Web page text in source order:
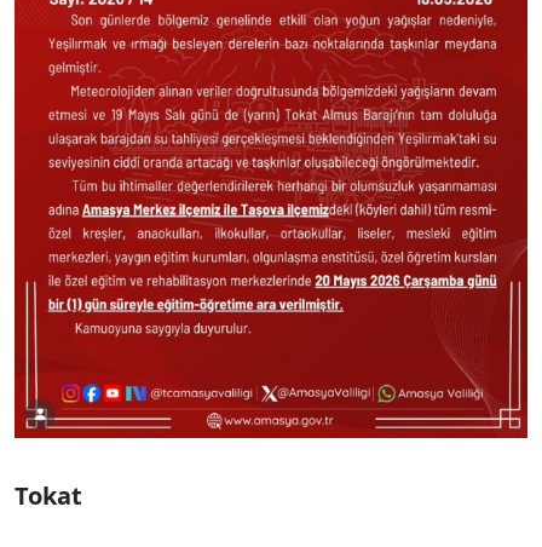
Tokat